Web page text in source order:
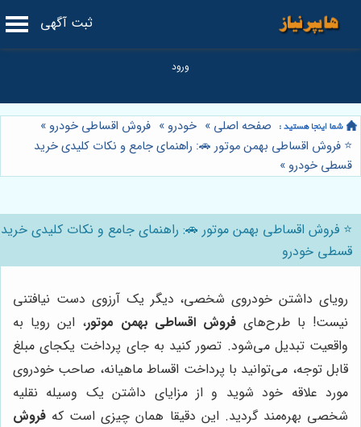
ثبت آگهی
صفحه اصلی » خودرو » فروش اقساطی خودرو »
⭐️ فروش اقساطی بهمن موتور 🚗: راهنمای جامع و نکات کلیدی خرید
قسطی خودرو »
⭐️ فروش اقساطی بهمن موتور 🚗: راهنمای جامع و نکات کلیدی خرید
قسطی خودرو
رویای داشتن خودروی شخصی، دیگر یک آرزوی دست نیافتنی
نیست! با طرح‌های فروش اقساطی بهمن موتور، این رویا به
واقعیت تبدیل می‌شود. تصور کنید به جای پرداخت یکجای مبلغ
قابل توجه، می‌توانید با پرداخت اقساط ماهیانه، صاحب خودروی
مورد علاقه خود شوید و از مزایای داشتن یک وسیله نقلیه
شخصی بهره‌مند گردید. این دقیقا همان چیزی است که فروش